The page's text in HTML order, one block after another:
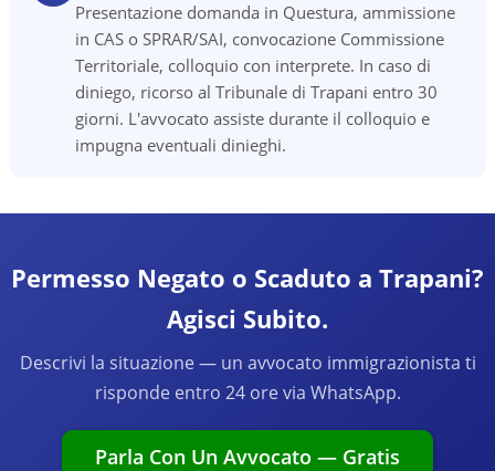
Presentazione domanda in Questura, ammissione
in CAS o SPRAR/SAI, convocazione Commissione
Territoriale, colloquio con interprete. In caso di
diniego, ricorso al Tribunale di Trapani entro 30
giorni. L'avvocato assiste durante il colloquio e
impugna eventuali dinieghi.
Permesso Negato o Scaduto a Trapani?
Agisci Subito.
Descrivi la situazione — un avvocato immigrazionista ti
risponde entro 24 ore via WhatsApp.
Parla Con Un Avvocato — Gratis